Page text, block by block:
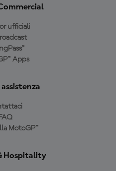
ufficiali
Apps
assistenza
MotoGP™
Hospitality